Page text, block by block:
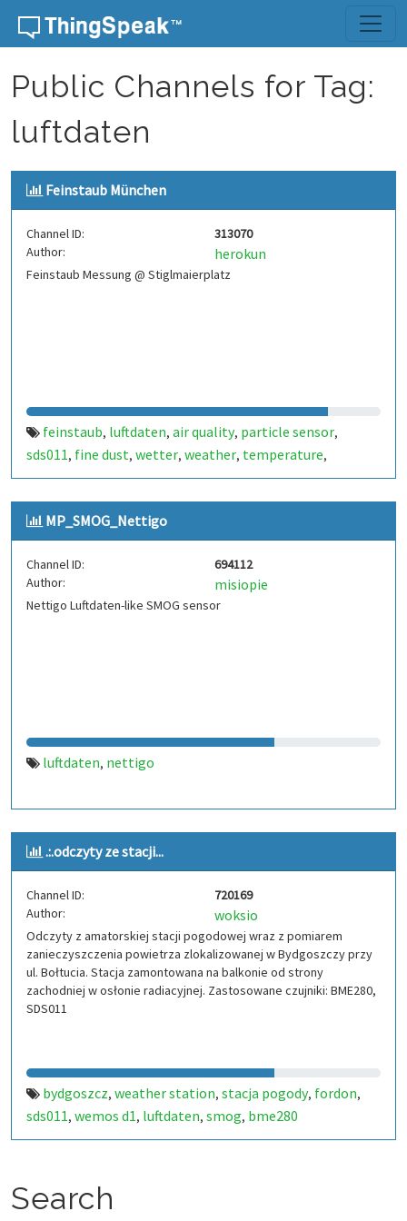
Skip to content
Public Channels for Tag:
luftdaten
Feinstaub München
Channel ID:
313070
Author:
herokun
Feinstaub Messung @ Stiglmaierplatz
feinstaub, luftdaten, air quality, particle sensor,
sds011, fine dust, wetter, weather, temperature,
humidity,temperatur,luftfeuchtigkeit,dht22
MP_SMOG_Nettigo
Channel ID:
694112
Author:
misiopie
Nettigo Luftdaten-like SMOG sensor
luftdaten, nettigo
.:.odczyty ze stacji...
Channel ID:
720169
Author:
woksio
Odczyty z amatorskiej stacji pogodowej wraz z pomiarem
zanieczyszczenia powietrza zlokalizowanej w Bydgoszczy przy
ul. Bołtucia. Stacja zamontowana na balkonie od strony
zachodniej w osłonie radiacyjnej. Zastosowane czujniki: BME280,
SDS011
bydgoszcz, weather station, stacja pogody, fordon,
sds011, wemos d1, luftdaten, smog, bme280
Search